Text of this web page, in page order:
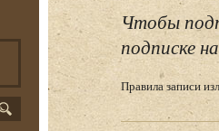
Чтобы
подписке
Правила записи